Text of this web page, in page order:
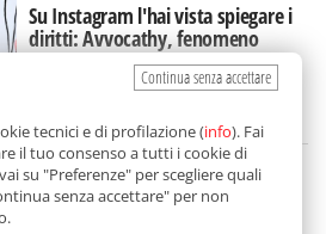
Su Instagram l'hai vista spiegare i
diritti: Avvocathy, fenomeno
(siciliano) sui social
diAlice Marchese
DA BALARM
Continua senza accettare
tecnici e di profilazione (info). Fai
il tuo consenso a tutti i cookie di
su "Preferenze" per scegliere quali
senza accettare" per non